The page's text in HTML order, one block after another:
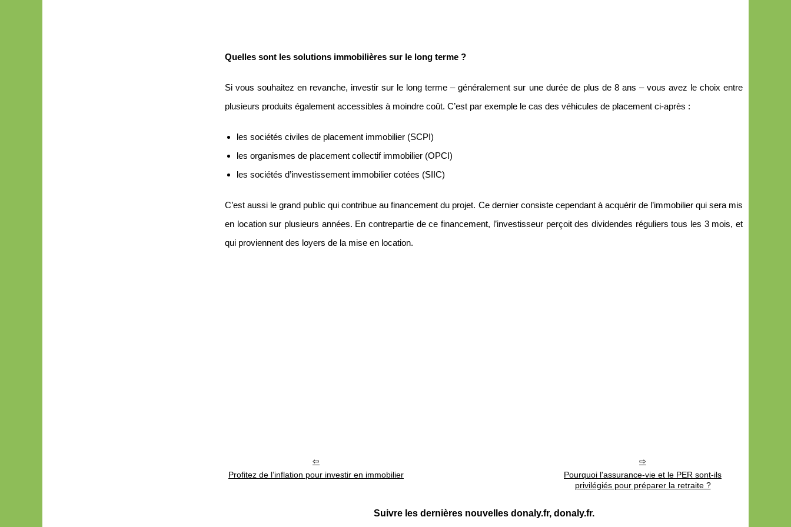
Quelles sont les solutions immobilières sur le long terme ?
Si vous souhaitez en revanche, investir sur le long terme – généralement sur une durée de plus de 8 ans – vous avez le choix entre
plusieurs produits également accessibles à moindre coût. C’est par exemple le cas des véhicules de placement ci-après :
les sociétés civiles de placement immobilier (SCPI)
les organismes de placement collectif immobilier (OPCI)
les sociétés d’investissement immobilier cotées (SIIC)
C’est aussi le grand public qui contribue au financement du projet. Ce dernier consiste cependant à acquérir de l’immobilier qui sera mis
en location sur plusieurs années. En contrepartie de ce financement, l’investisseur perçoit des dividendes réguliers tous les 3 mois, et
qui proviennent des loyers de la mise en location.
Profitez de l’inflation pour investir en immobilier
Pourquoi l'assurance-vie et le PER sont-ils
privilégiés pour préparer la retraite ?
Suivre les dernières nouvelles donaly.fr, donaly.fr.